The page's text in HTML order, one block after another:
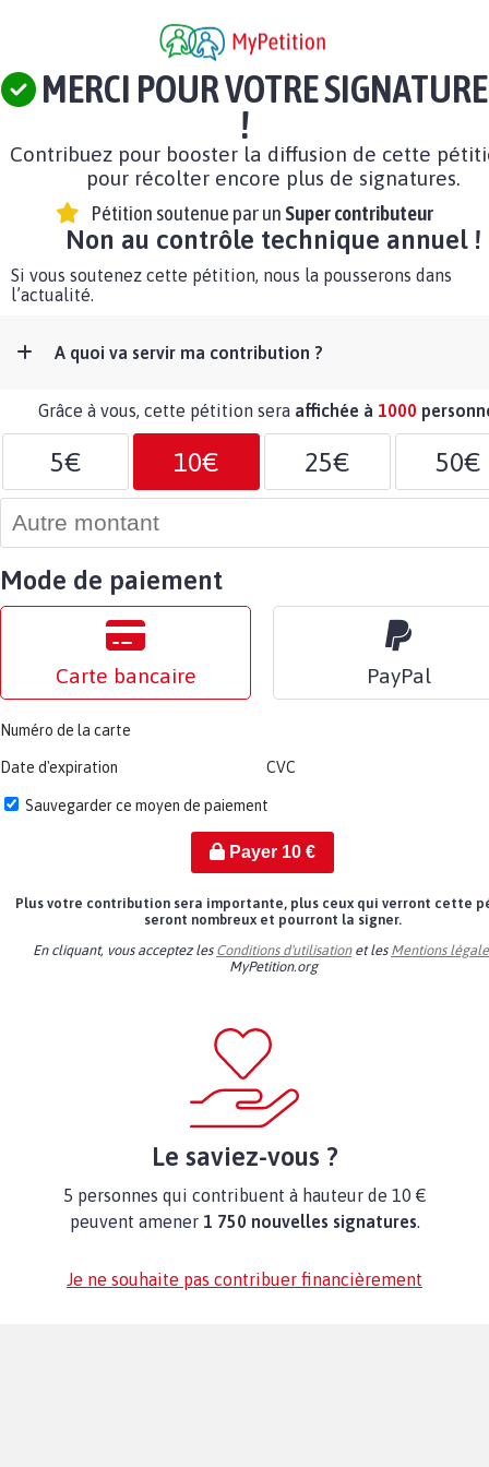
MERCI POUR VOTRE SIGNATURE
!
Contribuez pour booster la diffusion de cette
pour récolter encore plus de signatures.
Pétition soutenue par un Super contributeur
Non au contrôle technique annuel !
Si vous soutenez cette pétition, nous la pousserons dans
l’actualité.
A quoi va servir ma contribution ?
Grâce à vous, cette pétition sera affichée à 1000
5€ 10€ 25€ 50€
Mode de paiement
Carte bancaire PayPal
Numéro de la carte
Date d'expiration CVC
Sauvegarder ce moyen de paiement
Payer 10€
Plus votre contribution sera importante, plus ceux qui verront cette
seront nombreux et pourront la signer.
En cliquant, vous acceptez les Conditions d'utilisationet les Mentions
MyPetition.org
Le saviez-vous ?
5 personnes qui contribuent à hauteur de 10 €
peuvent amener 1 750 nouvelles signatures.
Je ne souhaite pas contribuer financièrement